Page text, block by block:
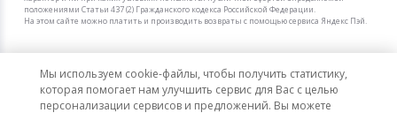
Мы используем cookie-файлы, чтобы получить статистику,
которая помогает нам улучшить сервис для Вас с целью
персонализации сервисов и предложений. Вы можете
положениями Статьи 437 (2) Гражданского кодекса Российской Федерации.
На этом сайте можно платить и производить возвраты с помощью сервиса Яндекс Пэй.
Мы в других городах
Санкт-Петербург
Москва